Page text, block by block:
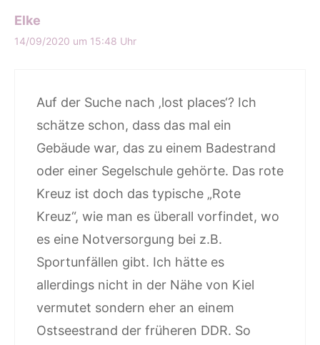
Elke
14/09/2020 um 15:48 Uhr
Auf der Suche nach ‚lost places‘? Ich
schätze schon, dass das mal ein
Gebäude war, das zu einem Badestrand
oder einer Segelschule gehörte. Das rote
Kreuz ist doch das typische „Rote
Kreuz“, wie man es überall vorfindet, wo
es eine Notversorgung bei z.B.
Sportunfällen gibt. Ich hätte es
allerdings nicht in der Nähe von Kiel
vermutet sondern eher an einem
Ostseestrand der früheren DDR. So